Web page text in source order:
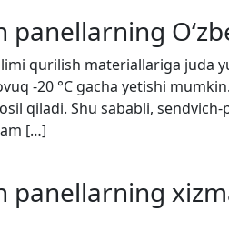
panellarning
qurilish materiallariga juda
-20 °C gacha yetishi
qiladi. Shu sababli,
[…]
panellarning